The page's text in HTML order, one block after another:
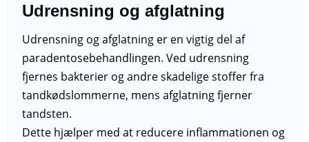
Udrensning og afglatning
Udrensning og afglatning er en vigtig del af
paradentosebehandlingen. Ved udrensning
fjernes bakterier og andre skadelige stoffer fra
tandkødslommerne, mens afglatning fjerner
tandsten.
Dette hjælper med at reducere inflammationen og